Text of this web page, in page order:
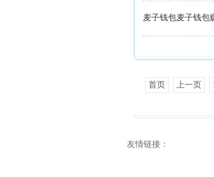
麦子钱包麦子钱包
首页 上一页
友情链接：